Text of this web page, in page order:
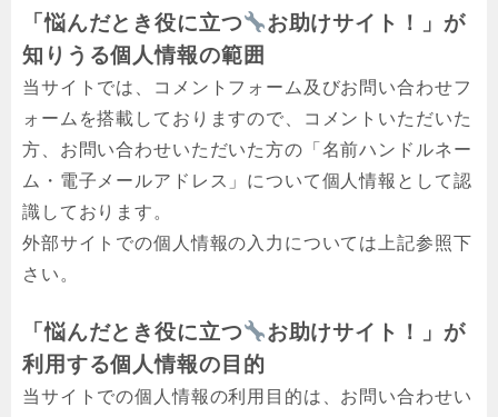
「悩んだとき役に立つ
お助けサイト！」が
知りうる個人情報の範囲
当サイトでは、コメントフォーム及びお問い合わせフ
ォームを搭載しておりますので、コメントいただいた
方、お問い合わせいただいた方の「名前ハンドルネー
ム・電子メールアドレス」について個人情報として認
識しております。
外部サイトでの個人情報の入力については上記参照下
さい。
「悩んだとき役に立つ
お助けサイト！」が
利用する個人情報の目的
当サイトでの個人情報の利用目的は、お問い合わせい